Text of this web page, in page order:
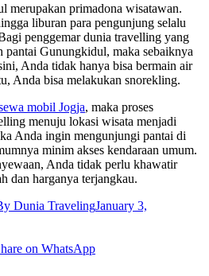
merupakan primadona wisatawan.
liburan para pengunjung selalu
penggemar dunia travelling yang
pantai Gunungkidul, maka sebaiknya
Anda tidak hanya bisa bermain air
Anda bisa melakukan snorekling.
mobil Jogja, maka proses
menuju lokasi wisata menjadi
Anda ingin mengunjungi pantai di
minim akses kendaraan umum.
Anda tidak perlu khawatir
dan harganya terjangkau.
Dunia TravelingJanuary 3,
on WhatsAppShare